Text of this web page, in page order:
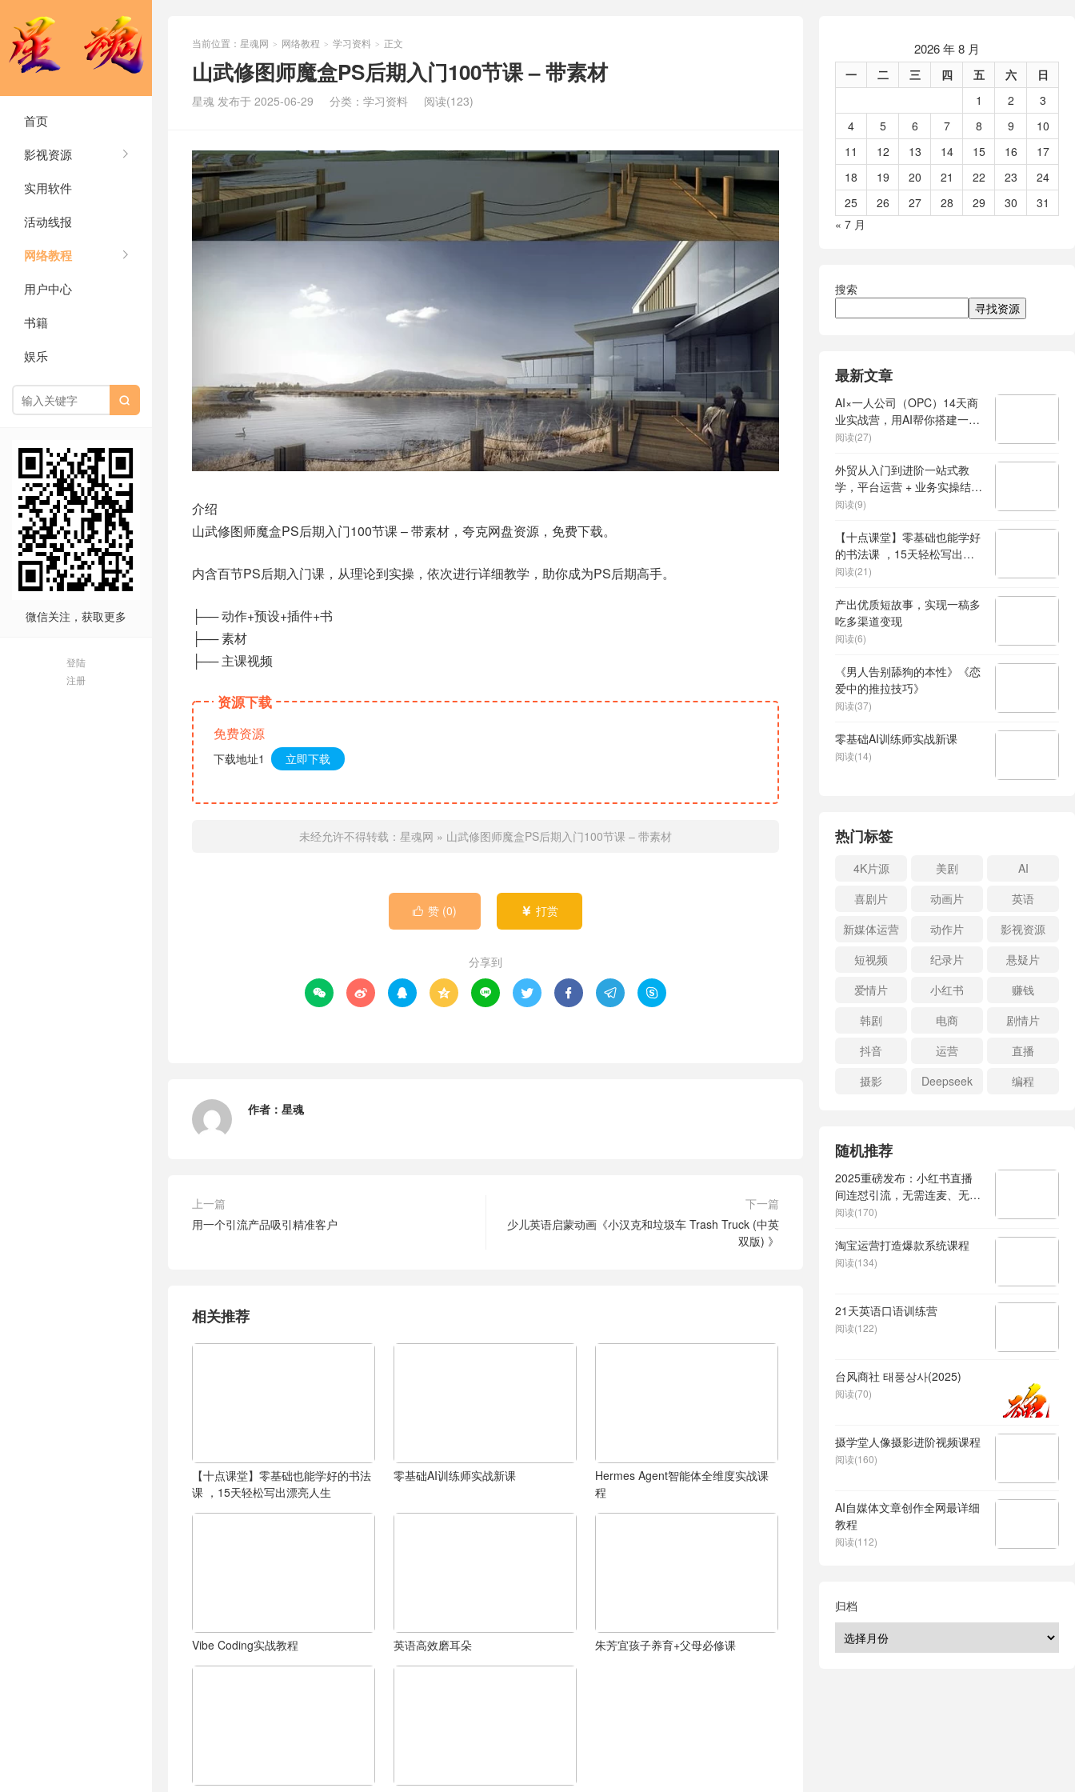
首页
影视资源
实用软件
活动线报
网络教程
用户中心
书籍
娱乐

微信关注，获取更多
登陆
注册
当前位置： 星魂网 > 网络教程 > 学习资料 > 正文
山武修图师魔盒PS后期入门100节课 – 带素材
星魂 发布于 2025-06-29 分类： 学习资料 阅读(123)
介绍
山武修图师魔盒PS后期入门100节课 – 带素材，夸克网盘资源，免费下载。
内含百节PS后期入门课，从理论到实操，依次进行详细教学，助你成为PS后期高手。
├── 动作+预设+插件+书
├── 素材
├── 主课视频
资源下载
免费资源
下载地址1 立即下载
未经允许不得转载： 星魂网 » 山武修图师魔盒PS后期入门100节课 – 带素材
 赞 (0)  打赏
分享到
        
作者： 星魂
上一篇
用一个引流产品吸引精准客户
下一篇
少儿英语启蒙动画《小汉克和垃圾车 Trash Truck (中英
双版) 》
相关推荐
【十点课堂】零基础也能学好的书法
课 ，15天轻松写出漂亮人生
零基础AI训练师实战新课
Hermes Agent智能体全维度实战课
程
Vibe Coding实战教程 英语高效磨耳朵 朱芳宜孩子养育+父母必修课
2026 年 8 月
一 二 三 四 五 六
日
1
2
3
4
5 6 7 8 9
10
11
12 13 14 15 16
17
18
19 20 21 22 23
24
25
26 27 28 29 30
31
« 7 月
搜索
寻找资源
最新文章
AI×一人公司（OPC）14天商
业实战营，用AI帮你搭建一个
属于你自己的、能独立賺钱的
阅读(27)
外贸从入门到进阶一站式教
学，平台运营 + 业务实操结
合，实现业绩稳步增长
阅读(9)
【十点课堂】零基础也能学好
的书法课 ，15天轻松写出漂
亮人生
阅读(21)
产出优质短故事，实现一稿多
吃多渠道变现
阅读(6)
《男人告别舔狗的本性》《恋
爱中的推拉技巧》
阅读(37)
零基础AI训练师实战新课
阅读(14)
热门标签
4K片源 美剧
AI
喜剧片
动画片
英语
新媒体运营
动作片
影视资源
短视频
纪录片
悬疑片
爱情片
小红书
赚钱
韩剧
电商
剧情片
抖音
运营
直播
摄影
Deepseek 编程
随机推荐
2025重磅发布：小红书直播
间连怼引流，无需连麦、无需
上镜，突破单号限制，暴力日
阅读(170)
淘宝运营打造爆款系统课程
阅读(134)
21天英语口语训练营
阅读(122)
台风商社 태풍상사(2025)
阅读(70)
摄学堂人像摄影进阶视频课程
阅读(160)
AI自媒体文章创作全网最详细
教程
阅读(112)
归档